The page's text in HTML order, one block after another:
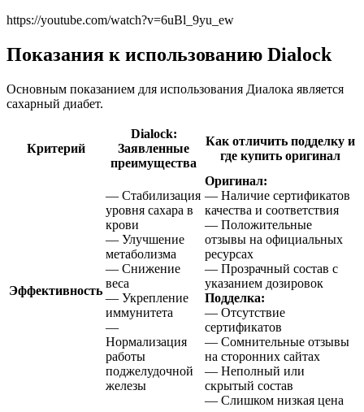
https://youtube.com/watch?v=6uBl_9yu_ew
Показания к использованию Dialock
Основным показанием для использования Диалока является
сахарный диабет.
Критерий
Dialock:
Заявленные
преимущества
Как отличить подделку и
где купить оригинал
Эффективность
— Стабилизация
уровня сахара в
крови
— Улучшение
метаболизма
— Снижение
веса
— Укрепление
иммунитета
—
Нормализация
работы
поджелудочной
железы
Оригинал:
— Наличие сертификатов
качества и соответствия
— Положительные
отзывы на официальных
ресурсах
— Прозрачный состав с
указанием дозировок
Подделка:
— Отсутствие
сертификатов
— Сомнительные отзывы
на сторонних сайтах
— Неполный или
скрытый состав
— Слишком низкая цена